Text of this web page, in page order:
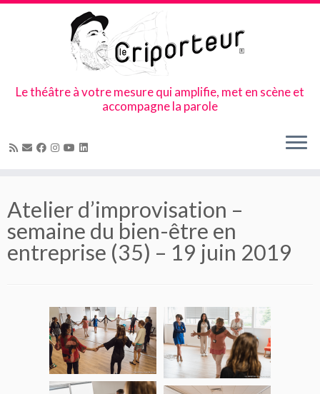
content
Le théâtre à votre mesure qui amplifie, met en scène et
accompagne la parole
Atelier d’improvisation –
semaine du bien-être en
entreprise (35) – 19 juin 2019